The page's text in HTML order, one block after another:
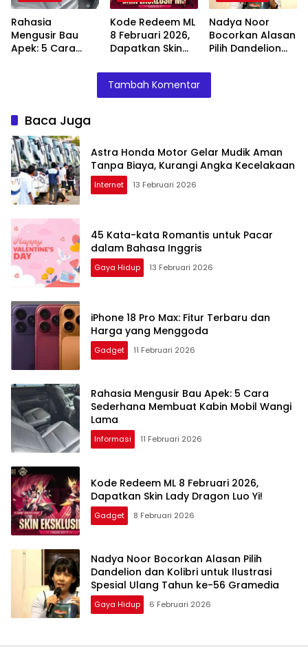
Rahasia
Mengusir Bau
Apek: 5 Cara
Kode Redeem ML
8 Februari 2026,
Dapatkan Skin
Yi!
Nadya Noor
Bocorkan Alasan
Pilih Dandelion
Ilustrasi Spesial
56 Gramedia
Tambah Komentar
Baca Juga
Astra Honda Motor Gelar Mudik Aman
Tanpa Biaya, Kurangi Angka Kecelakaan
Internet 13 Februari 2026
45 Kata-kata Romantis untuk Pacar
dalam Bahasa Inggris
Gaya Hidup 13 Februari 2026
iPhone 18 Pro Max: Fitur Terbaru dan
Harga yang Menggoda
Gadget 11 Februari 2026
Rahasia Mengusir Bau Apek: 5 Cara
Sederhana Membuat Kabin Mobil Wangi
Lama
Informasi 11 Februari 2026
Kode Redeem ML 8 Februari 2026,
Dapatkan Skin Lady Dragon Luo Yi!
Gadget 8 Februari 2026
Nadya Noor Bocorkan Alasan Pilih
Dandelion dan Kolibri untuk Ilustrasi
Spesial Ulang Tahun ke-56 Gramedia
Gaya Hidup 6 Februari 2026